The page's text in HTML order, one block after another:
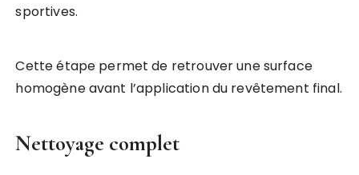
sportives.
Cette étape permet de retrouver une surface
homogène avant l’application du revêtement final.
Nettoyage complet